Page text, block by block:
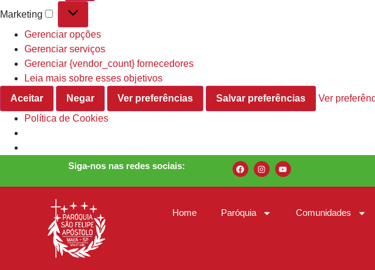
Marketing
Gerenciar opções
Gerenciar serviços
Gerenciar {vendor_count} fornecedores
Leia mais sobre esses objetivos
Aceitar
Negar Ver preferências Salvar preferências
Ver
Política de Cookies
Siga-nos nas redes sociais:
Home Paróquia Comunidades